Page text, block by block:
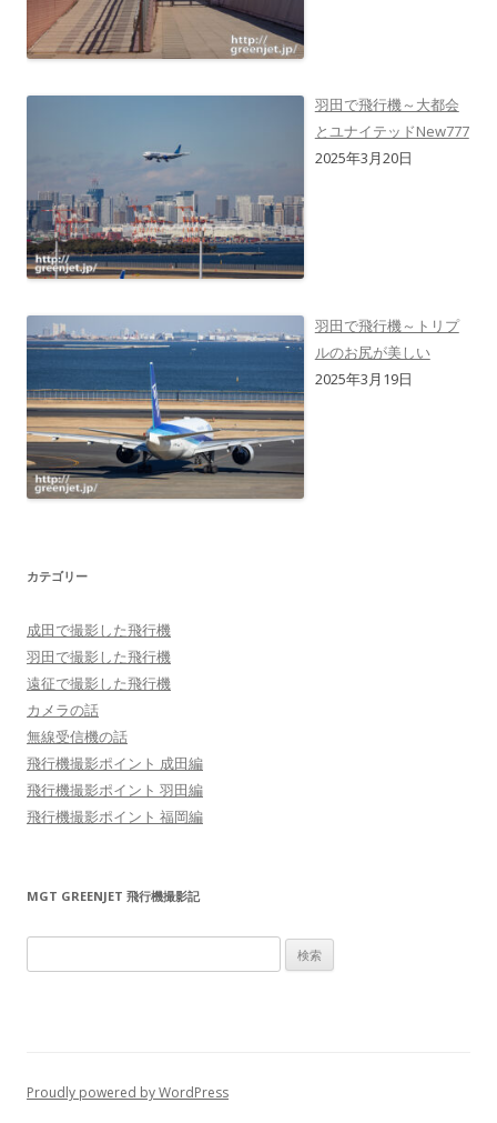
羽田で飛行機～大都会
とユナイテッドNew777
2025年3月20日
羽田で飛行機～トリプ
ルのお尻が美しい
2025年3月19日
カテゴリー
成田で撮影した飛行機
羽田で撮影した飛行機
遠征で撮影した飛行機
カメラの話
無線受信機の話
飛行機撮影ポイント 成田編
飛行機撮影ポイント 羽田編
飛行機撮影ポイント 福岡編
MGT GREENJET 飛行機撮影記
索:
Proudly powered by WordPress